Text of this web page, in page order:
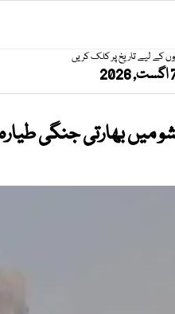
کے لیے تاریخ پر کلک کریں
میں بھارتی جنگی